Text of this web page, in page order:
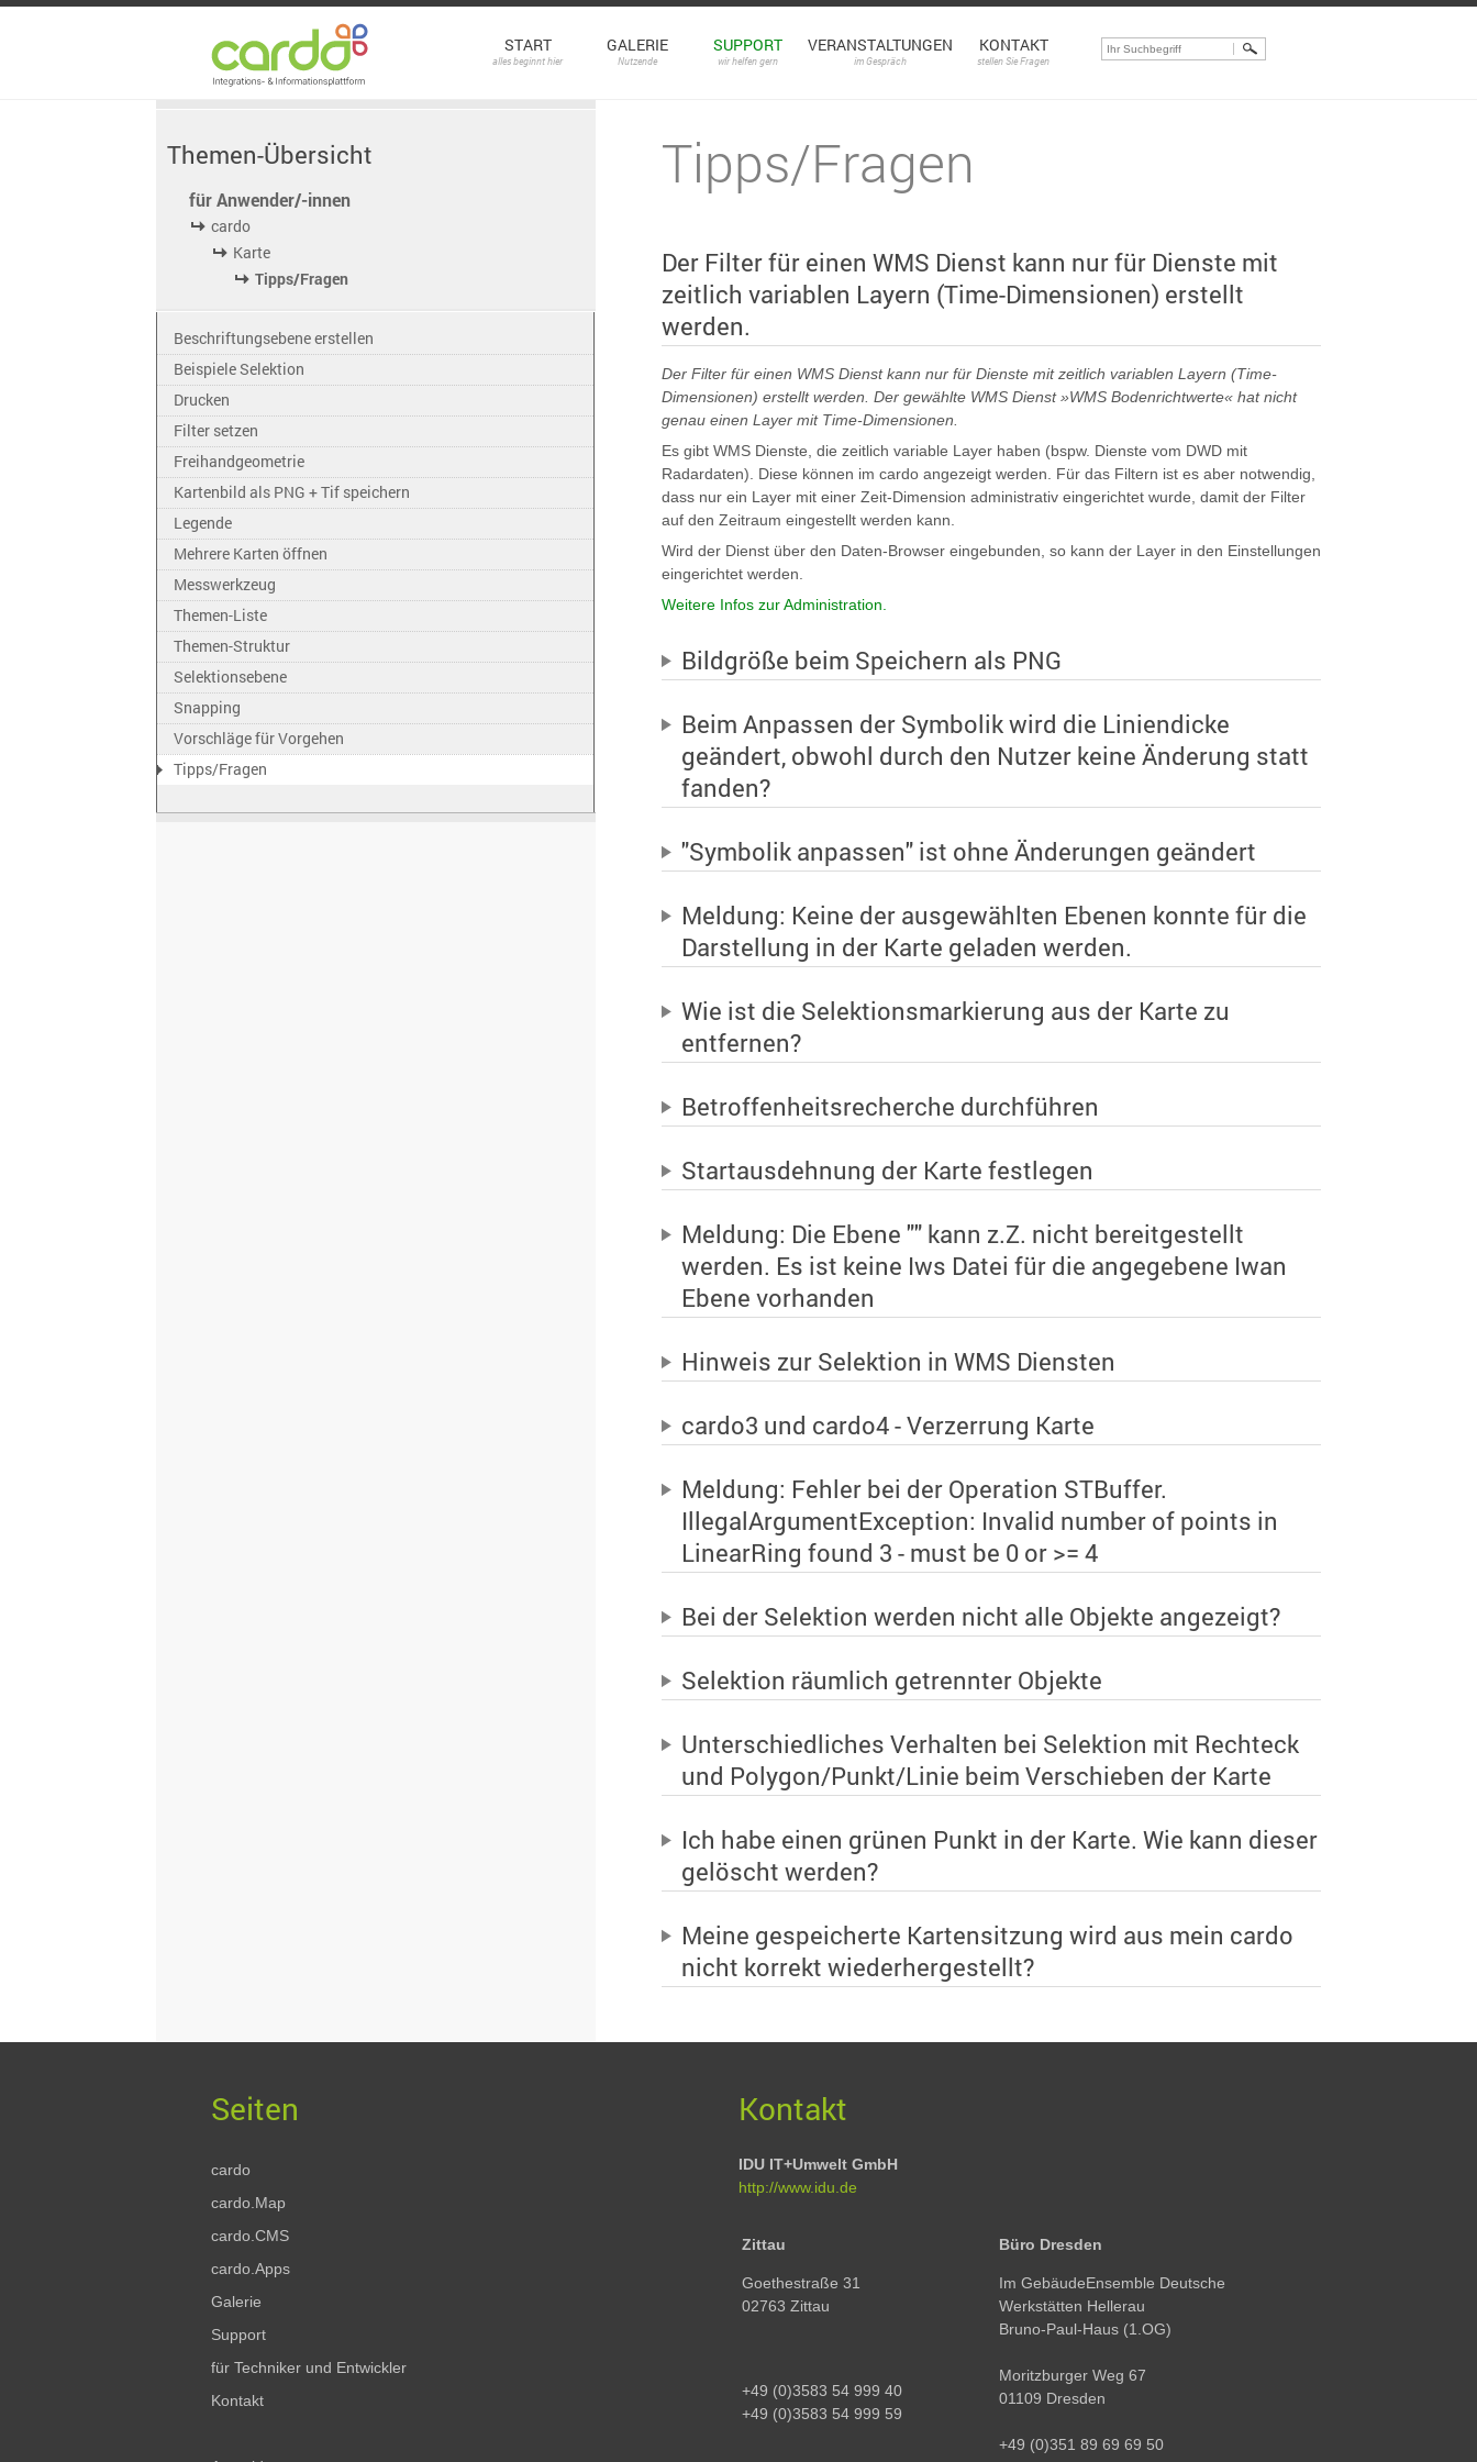
START
alles beginnt hier
GALERIE
Nutzende
SUPPORT
wir helfen gern
VERANSTALTUNGEN
im Gespräch
KONTAKT
stellen Sie Fragen
Themen-Übersicht
für Anwender/-innen
cardo
Karte
Tipps/Fragen
Beschriftungsebene erstellen
Beispiele Selektion
Drucken
Filter setzen
Freihandgeometrie
Kartenbild als PNG + Tif speichern
Legende
Mehrere Karten öffnen
Messwerkzeug
Themen-Liste
Themen-Struktur
Selektionsebene
Snapping
Vorschläge für Vorgehen
Tipps/Fragen
Tipps/Fragen
Der Filter für einen WMS Dienst kann nur für Dienste mit
zeitlich variablen Layern (Time-Dimensionen) erstellt
werden.
Der Filter für einen WMS Dienst kann nur für Dienste mit zeitlich variablen Layern (Time-
Dimensionen) erstellt werden. Der gewählte WMS Dienst »WMS Bodenrichtwerte« hat nicht
genau einen Layer mit Time-Dimensionen.
Es gibt WMS Dienste, die zeitlich variable Layer haben (bspw. Dienste vom DWD mit
Radardaten). Diese können im cardo angezeigt werden. Für das Filtern ist es aber notwendig,
dass nur ein Layer mit einer Zeit-Dimension administrativ eingerichtet wurde, damit der Filter
auf den Zeitraum eingestellt werden kann.
Wird der Dienst über den Daten-Browser eingebunden, so kann der Layer in den Einstellungen
eingerichtet werden.
Weitere Infos zur Administration.
Bildgröße beim Speichern als PNG
Beim Anpassen der Symbolik wird die Liniendicke
geändert, obwohl durch den Nutzer keine Änderung statt
fanden?
"Symbolik anpassen" ist ohne Änderungen geändert
Meldung: Keine der ausgewählten Ebenen konnte für die
Darstellung in der Karte geladen werden.
Wie ist die Selektionsmarkierung aus der Karte zu
entfernen?
Betroffenheitsrecherche durchführen
Startausdehnung der Karte festlegen
Meldung: Die Ebene "" kann z.Z. nicht bereitgestellt
werden. Es ist keine Iws Datei für die angegebene Iwan
Ebene vorhanden
Hinweis zur Selektion in WMS Diensten
cardo3 und cardo4 - Verzerrung Karte
Meldung: Fehler bei der Operation STBuffer.
IllegalArgumentException: Invalid number of points in
LinearRing found 3 - must be 0 or >= 4
Bei der Selektion werden nicht alle Objekte angezeigt?
Selektion räumlich getrennter Objekte
Unterschiedliches Verhalten bei Selektion mit Rechteck
und Polygon/Punkt/Linie beim Verschieben der Karte
Ich habe einen grünen Punkt in der Karte. Wie kann dieser
gelöscht werden?
Meine gespeicherte Kartensitzung wird aus mein cardo
nicht korrekt wiederhergestellt?
cardo
cardo.Map
cardo.CMS
cardo.Apps
Galerie
Support
für Techniker und Entwickler
Kontakt
Kontakt
IDU IT+Umwelt GmbH
http://www.idu.de
Zittau
Goethestraße 31
02763 Zittau
+49 (0)3583 54 999 40
+49 (0)3583 54 999 59
Büro Dresden
Im GebäudeEnsemble Deutsche
Werkstätten Hellerau
Bruno-Paul-Haus (1.OG)
Moritzburger Weg 67
01109 Dresden
+49 (0)351 89 69 69 50